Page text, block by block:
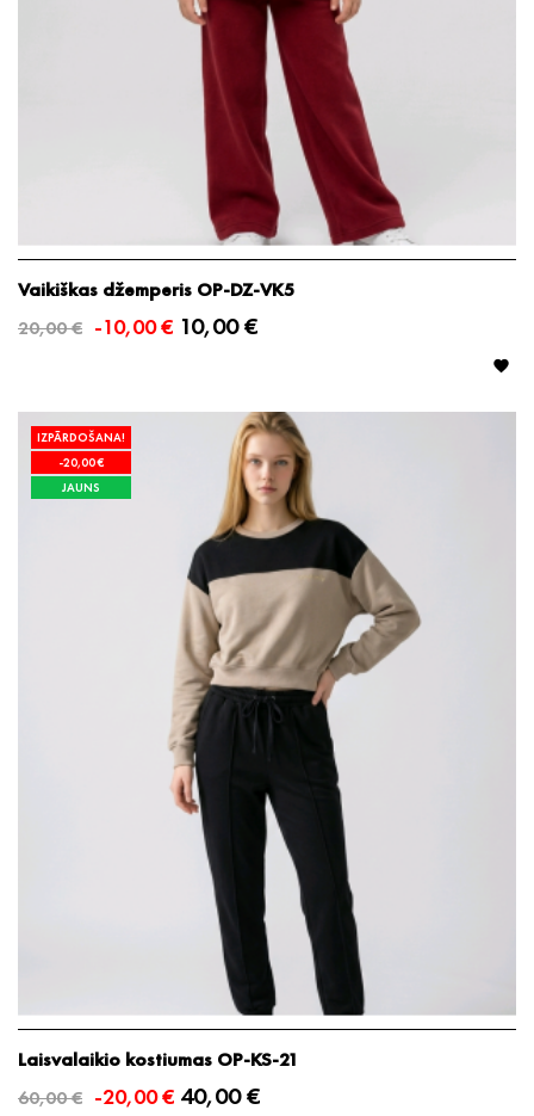
Vaikiškas džemperis OP-DZ-VK5
20,00 € -10,00 € 10,00 €

IZPĀRDOŠANA!
-20,00 €
JAUNS
Laisvalaikio kostiumas OP-KS-21
60,00 € -20,00 € 40,00 €